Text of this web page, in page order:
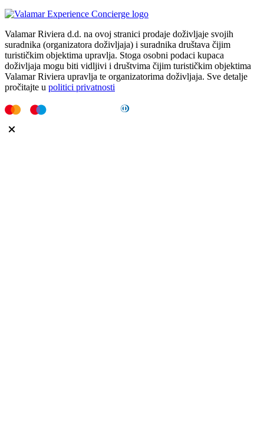
Valamar Riviera d.d. na ovoj stranici prodaje doživljaje svojih
suradnika (organizatora doživljaja) i suradnika društava čijim
turističkim objektima upravlja. Stoga osobni podaci kupaca
doživljaja mogu biti vidljivi i društvima čijim turističkim objektima
Valamar Riviera upravlja te organizatorima doživljaja. Sve detalje
pročitajte u politici privatnosti